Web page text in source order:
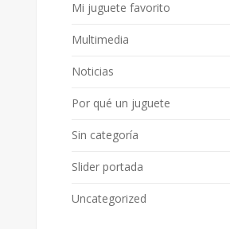
Mi juguete favorito
Multimedia
Noticias
Por qué un juguete
Sin categoría
Slider portada
Uncategorized